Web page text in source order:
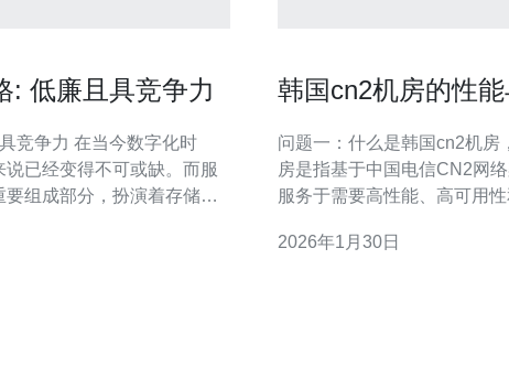
: 低廉且具竞争力
今数字化时
已经变得不可或缺。而服
组成部分，扮演着存储和
国的CN2服务器是一个明
韩国cn2机房的性
问题一：什么是韩国cn2机房
房是指基于中国电信CN2网
服务于需要高性能、高可用
传输。 低延迟：由于其优越的网络架构，用户可以享受到
2026年1月30日